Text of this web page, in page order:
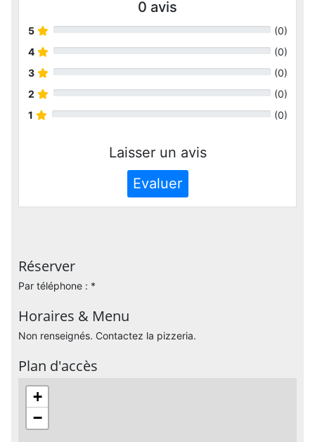
0 avis
5 (0)
4
(0)
3
(0)
2
(0)
1
(0)
Laisser un avis
Evaluer
Réserver
Par téléphone : *
Horaires & Menu
Non renseignés. Contactez la pizzeria.
Plan d'accès
+
−